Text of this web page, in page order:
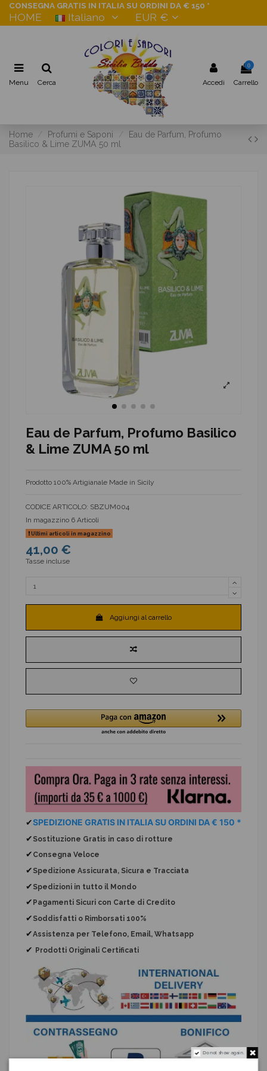
CONSEGNA GRATIS IN ITALIA SU ORDINI DA € 150 *
HOME Italiano EUR €
Menu Cerca Accedi
0
Carrello
Home Profumi e Saponi
Eau de Parfum, Profumo
Basilico & Lime ZUMA 50 ml
Eau de Parfum, Profumo Basilico
& Lime ZUMA 50 ml
Prodotto 100% Artigianale Made in Sicily
CODICE ARTICOLO: SBZUM004
In magazzino 6 Articoli
Ultimi articoli in magazzino
41,00 €
Tasse incluse
Aggiungi al carrello
✔SPEDIZIONE GRATIS IN ITALIA SU ORDINI DA € 150 *
✔ Sostituzione Gratis in caso di rotture
✔ Consegna Veloce
✔ Spedizione Assicurata, Sicura e Tracciata
✔ Spedizioni in tutto il Mondo
✔ Pagamenti Sicuri con Carte di Credito
✔ Soddisfatti o Rimborsati 100%
✔Assistenza per Telefono, Email, Whatsapp
✔ Prodotti Originali Certificati
Do not show again.